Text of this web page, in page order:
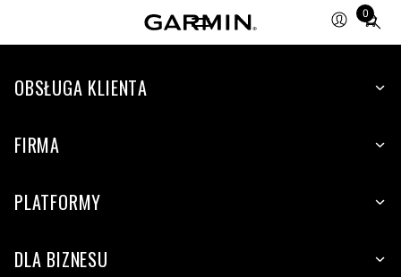
0
Total
OBSŁUGA KLIENTA
FIRMA
PLATFORMY
DLA BIZNESU